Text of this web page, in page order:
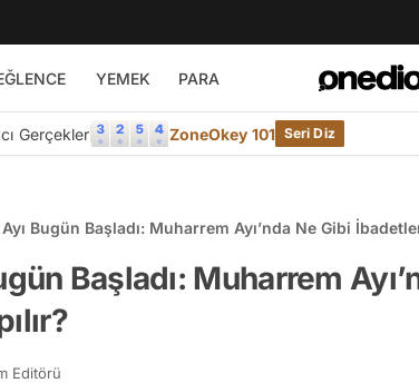
YEMEK PARA
Gerçekler ZoneOkey 101 Seri Diz
Bugün Başladı: Muharrem Ayı’nda Ne Gibi
Başladı: Muharrem
Editörü